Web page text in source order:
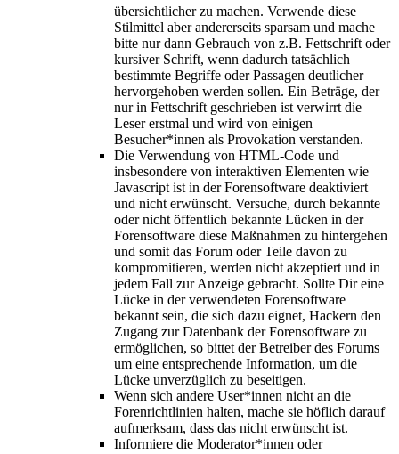
übersichtlicher zu machen. Verwende diese
Stilmittel aber andererseits sparsam und mache
bitte nur dann Gebrauch von z.B. Fettschrift oder
kursiver Schrift, wenn dadurch tatsächlich
bestimmte Begriffe oder Passagen deutlicher
hervorgehoben werden sollen. Ein Beträge, der
nur in Fettschrift geschrieben ist verwirrt die
Leser erstmal und wird von einigen
Besucher*innen als Provokation verstanden.
Die Verwendung von HTML-Code und
insbesondere von interaktiven Elementen wie
Javascript ist in der Forensoftware deaktiviert
und nicht erwünscht. Versuche, durch bekannte
oder nicht öffentlich bekannte Lücken in der
Forensoftware diese Maßnahmen zu hintergehen
und somit das Forum oder Teile davon zu
kompromitieren, werden nicht akzeptiert und in
jedem Fall zur Anzeige gebracht. Sollte Dir eine
Lücke in der verwendeten Forensoftware
bekannt sein, die sich dazu eignet, Hackern den
Zugang zur Datenbank der Forensoftware zu
ermöglichen, so bittet der Betreiber des Forums
um eine entsprechende Information, um die
Lücke unverzüglich zu beseitigen.
Wenn sich andere User*innen nicht an die
Forenrichtlinien halten, mache sie höflich darauf
aufmerksam, dass das nicht erwünscht ist.
Informiere die Moderator*innen oder